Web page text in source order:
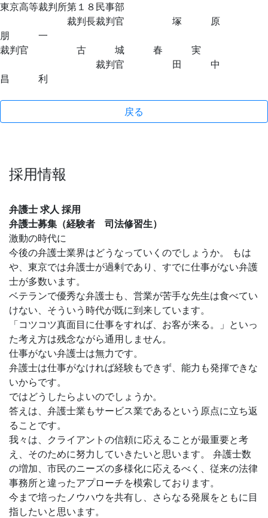
東京高等裁判所第１８民事部
裁判長裁判官 塚 原
朋 一
裁判官 古 城 春 実
裁判官 田 中
昌 利
戻る
採用情報
弁護士 求人 採用
弁護士募集（経験者 司法修習生）
激動の時代に
今後の弁護士業界はどうなっていくのでしょうか。 もは
や、東京では弁護士が過剰であり、すでに仕事がない弁護
士が多数います。
ベテランで優秀な弁護士も、営業が苦手な先生は食べてい
けない、そういう時代が既に到来しています。
「コツコツ真面目に仕事をすれば、お客が来る。」といっ
た考え方は残念ながら通用しません。
仕事がない弁護士は無力です。
弁護士は仕事がなければ経験もできず、能力も発揮できな
いからです。
ではどうしたらよいのでしょうか。
答えは、弁護士業もサービス業であるという原点に立ち返
ることです。
我々は、クライアントの信頼に応えることが最重要と考
え、そのために努力していきたいと思います。 弁護士数
の増加、市民のニーズの多様化に応えるべく、従来の法律
事務所と違ったアプローチを模索しております。
今まで培ったノウハウを共有し、さらなる発展をともに目
指したいと思います。